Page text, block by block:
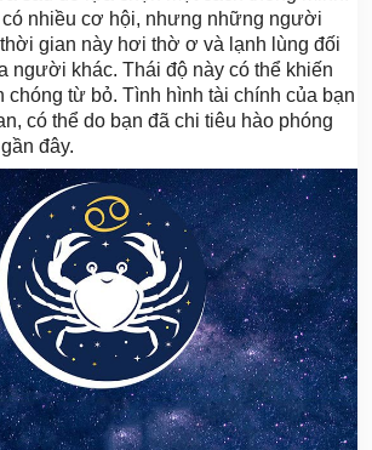
có nhiều cơ hội, nhưng những người
gian này hơi thờ ơ và lạnh lùng đối
người khác. Thái độ này có thể khiến
từ bỏ. Tình hình tài chính của bạn
có thể do bạn đã chi tiêu hào phóng
đây.